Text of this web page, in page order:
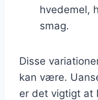
hvedemel,
smag.
Disse
kan være.
er det vigtigt at